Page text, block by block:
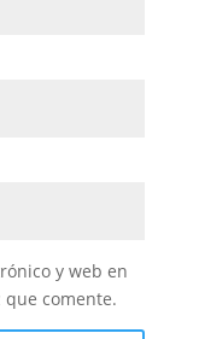
y web en
comente.